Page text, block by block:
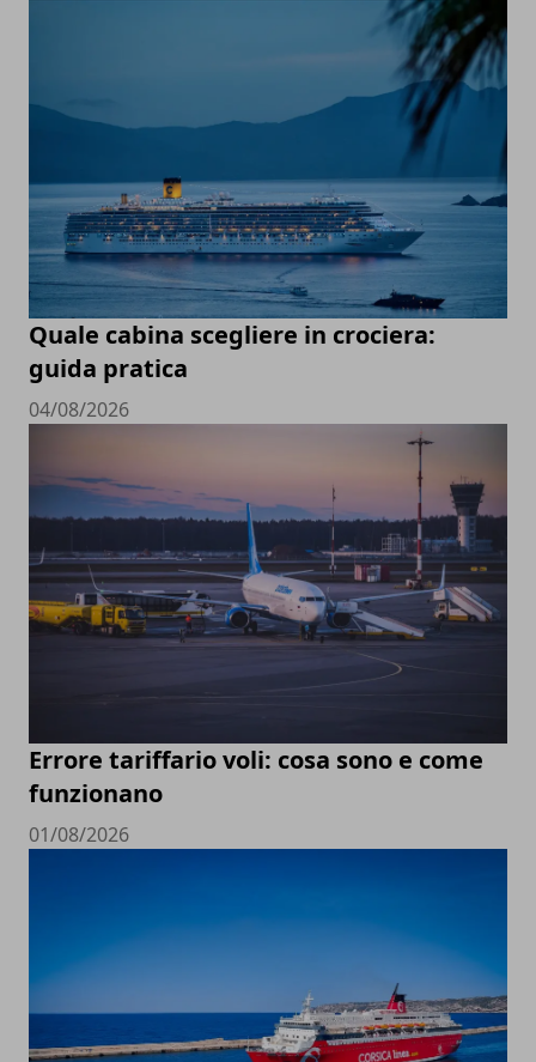
Quale cabina scegliere in crociera:
guida pratica
04/08/2026
Errore tariffario voli: cosa sono e come
funzionano
01/08/2026